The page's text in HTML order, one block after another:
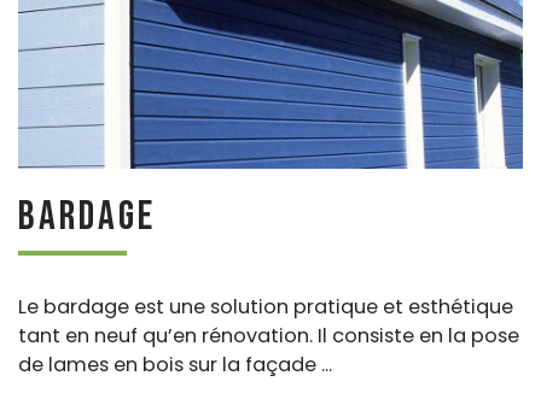
Bardage
Le bardage est une solution pratique et esthétique
tant en neuf qu’en rénovation. Il consiste en la pose
de lames en bois sur la façade ...